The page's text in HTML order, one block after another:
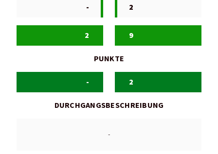
- 2
2 9
PUNKTE
- 2
DURCHGANGSBESCHREIBUNG
-